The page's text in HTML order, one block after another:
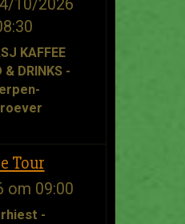
10/2026
KAFFEE
& DRINKS -
Tour
om 09:00
-